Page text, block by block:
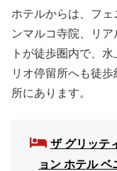
ホテルからは、フ
ンマルコ寺院、リ
トが徒歩圏内で、
リオ停留所へも徒
所にあります。
ザ グリッテ
ョン ホテル